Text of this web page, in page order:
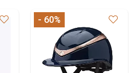
- 60%